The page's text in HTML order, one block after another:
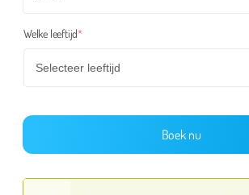
Welke leeftijd*(required)
Boek nu